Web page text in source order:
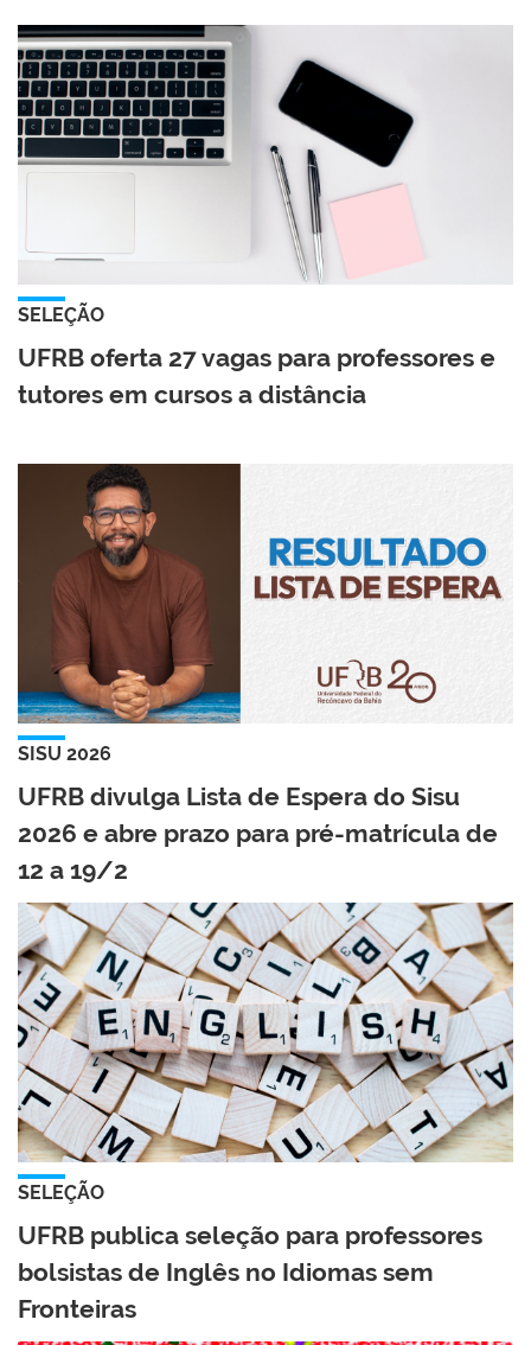
SELEÇÃO
UFRB oferta 27 vagas para professores e
tutores em cursos a distância
SISU 2026
UFRB divulga Lista de Espera do Sisu
2026 e abre prazo para pré-matrícula de
12 a 19/2
SELEÇÃO
UFRB publica seleção para professores
bolsistas de Inglês no Idiomas sem
Fronteiras